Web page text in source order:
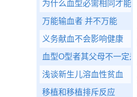
为什么血型必需相同才能
万能输血者 并不万能
义务献血不会影响健康
血型O型者其父母不一定
浅谈新生儿溶血性贫血
移植和移植排斥反应